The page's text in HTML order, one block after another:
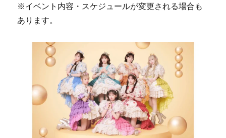
※イベント内容・スケジュールが変更される場合も
あります。